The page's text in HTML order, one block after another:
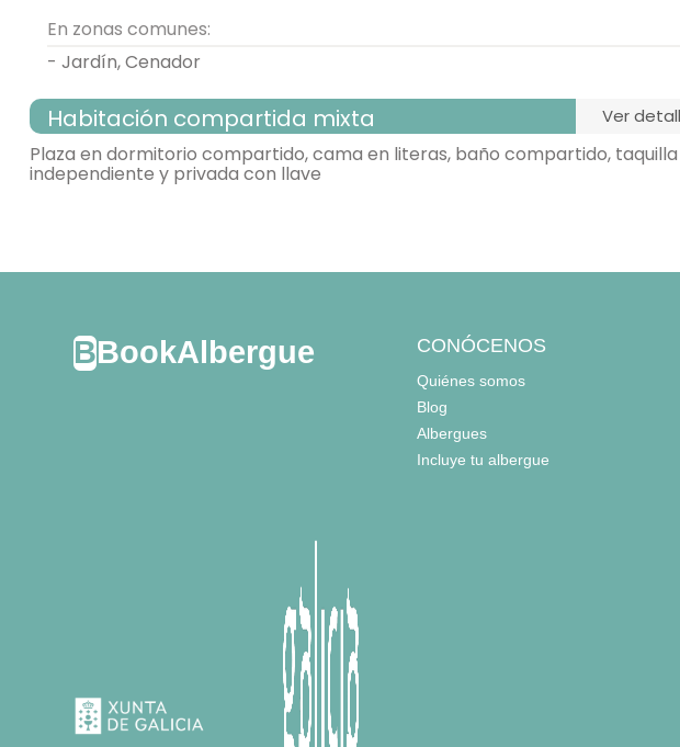
En zonas comunes:
- Jardín, Cenador
Habitación compartida mixta ver
Plaza en dormitorio compartido, cama en literas, baño compartido, taquilla
independiente y privada con llave
BookAlbergue CONÓCENOS
Quiénes somos
Blog
Albergues
Incluye tu albergue